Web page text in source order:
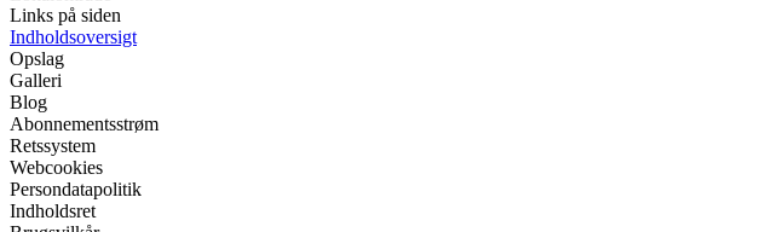
Links på siden
Indholdsoversigt
Opslag
Galleri
Blog
Abonnementsstrøm
Retssystem
Webcookies
Persondatapolitik
Indholdsret